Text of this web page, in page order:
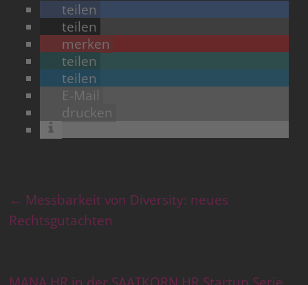
teilen
teilen
merken
teilen
teilen
E-Mail
drucken
← Messbarkeit von Diversity: neues
Rechtsgutachten